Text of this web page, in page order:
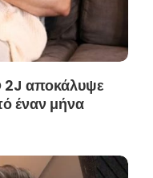
2J αποκάλυψε
έναν μήνα